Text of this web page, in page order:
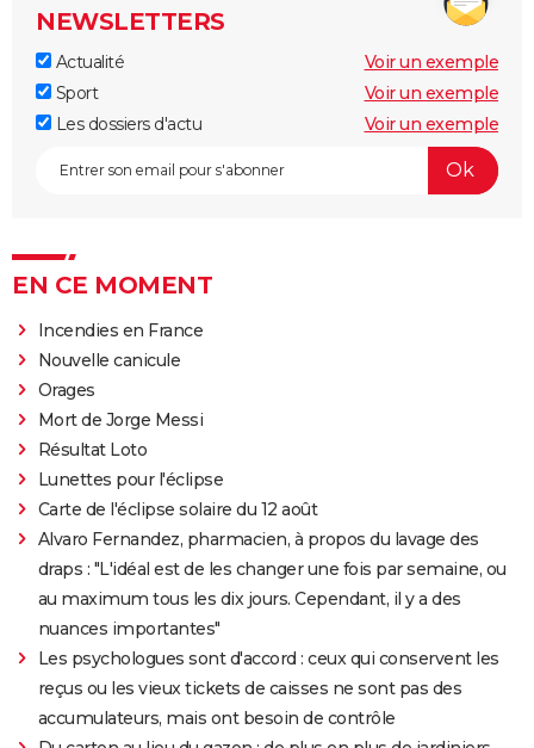
NEWSLETTERS
Actualité
Voir un exemple
Sport
Voir un exemple
Les dossiers d'actu
Voir un exemple
EN CE MOMENT
Incendies en France
Nouvelle canicule
Orages
Mort de Jorge Messi
Résultat Loto
Lunettes pour l'éclipse
Carte de l'éclipse solaire du 12 août
Alvaro Fernandez, pharmacien, à propos du lavage des
draps : "L'idéal est de les changer une fois par semaine, ou
au maximum tous les dix jours. Cependant, il y a des
nuances importantes"
Les psychologues sont d'accord : ceux qui conservent les
reçus ou les vieux tickets de caisses ne sont pas des
accumulateurs, mais ont besoin de contrôle